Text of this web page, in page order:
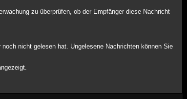
zu überprüfen, ob der Empfänger diese Nachricht
nicht gelesen hat. Ungelesene Nachrichten können Sie